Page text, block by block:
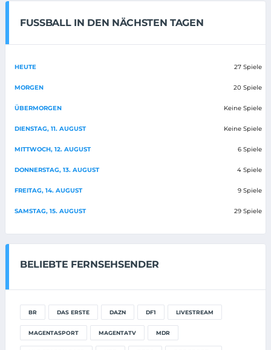
FUSSBALL IN DEN NÄCHSTEN TAGEN
HEUTE 27 Spiele
MORGEN 20 Spiele
ÜBERMORGEN Keine Spiele
DIENSTAG, 11. AUGUST Keine Spiele
MITTWOCH, 12. AUGUST 6 Spiele
DONNERSTAG, 13. AUGUST 4 Spiele
FREITAG, 14. AUGUST 9 Spiele
SAMSTAG, 15. AUGUST 29 Spiele
BELIEBTE FERNSEHSENDER
BR DAS ERSTE DAZN DF1 LIVESTREAM
MAGENTASPORT MAGENTATV MDR